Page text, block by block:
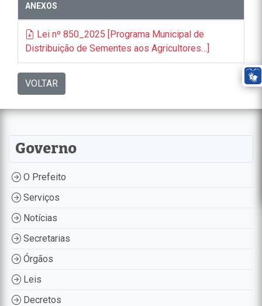
ANEXOS
Lei nº 850_2025 [Programa Municipal de
Distribuição de Sementes aos Agricultores…]
VOLTAR
Governo
O Prefeito
Serviços
Notícias
Secretarias
Órgãos
Leis
Decretos